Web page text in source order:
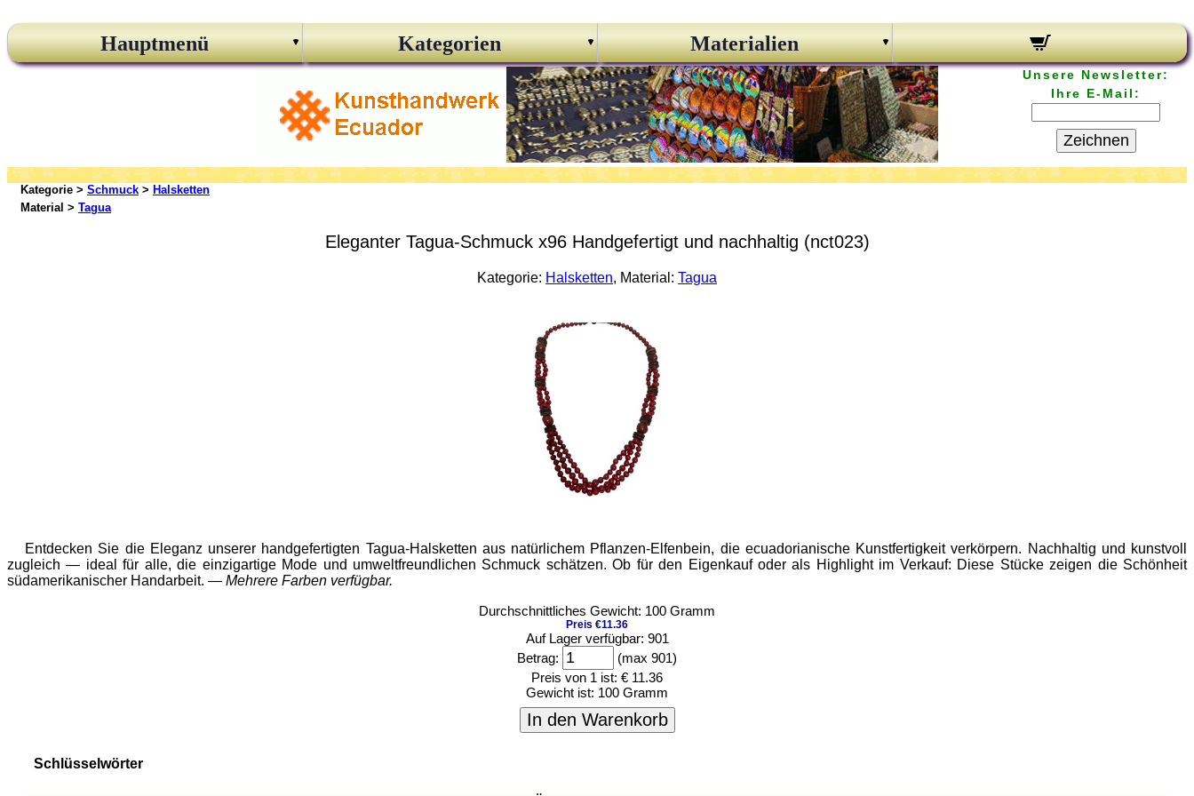
Hauptmenü Kategorien Materialien
Unsere Newsletter:
Ihre E-Mail:
Zeichnen
Kategorie > Schmuck > Halsketten
Material > Tagua
Eleganter Tagua-Schmuck x96 Handgefertigt und nachhaltig (nct023)
Kategorie: Halsketten, Material: Tagua
Entdecken Sie die Eleganz unserer handgefertigten Tagua-Halsketten aus natürlichem Pflanzen-Elfenbein, die ecuadorianische Kunstfertigkeit verkörpern. Nachhaltig und kunstvoll
zugleich — ideal für alle, die einzigartige Mode und umweltfreundlichen Schmuck schätzen. Ob für den Eigenkauf oder als Highlight im Verkauf: Diese Stücke zeigen die Schönheit
südamerikanischer Handarbeit. — Mehrere Farben verfügbar.
Durchschnittliches Gewicht: 100 Gramm
Preis €11.36
Auf Lager verfügbar: 901
Betrag:
(max 901)
Preis von 1 ist: € 11.36
Gewicht ist: 100 Gramm
In den Warenkorb
Schlüsselwörter